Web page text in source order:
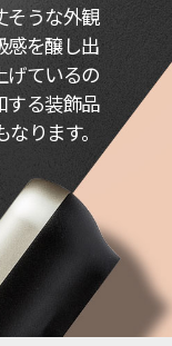
そうな外観
感を醸し出
げているの
する装飾品
なります。